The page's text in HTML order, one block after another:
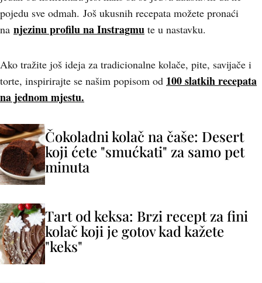
pojedu sve odmah. Još ukusnih recepata možete pronaći
na njezinu profilu na Instragmu te u nastavku.
Ako tražite još ideja za tradicionalne kolače, pite, savijače i
torte, inspirirajte se našim popisom od 100 slatkih recepata
na jednom mjestu.
Čokoladni kolač na čaše: Desert
koji ćete "smućkati" za samo pet
minuta
Tart od keksa: Brzi recept za fini
kolač koji je gotov kad kažete
"keks"